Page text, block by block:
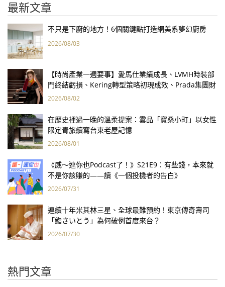
最新文章
不只是下廚的地方！6個關鍵點打造網美系夢幻廚房
2026/08/03
【時尚產業一週要事】愛馬仕業績成長、LVMH時裝部
門終結虧損、Kering轉型策略初現成效、Prada集團財
報亮眼
2026/08/02
在歷史裡過一晚的溫柔提案：雲品「寶桑小町」以女性
限定青旅續寫台東老屋記憶
2026/08/01
《威～連你也Podcast了！》S21E9：有些錢，本來就
不是你該賺的——讀《一個投機者的告白》
2026/07/31
連續十年米其林三星、全球最難預約！東京傳奇壽司
「鮨さいとう」為何破例首度來台？
2026/07/30
熱門文章